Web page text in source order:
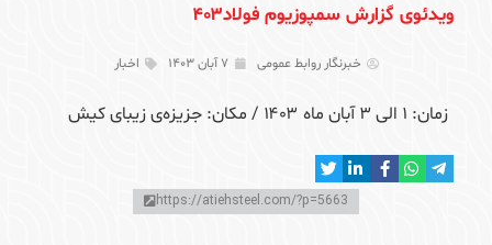
ویدئوی گزارش سمپوزیوم فولاد۴۰۳
خبرنگار روابط عمومی ۷ آبان ۱۴۰۳ اخبار
زمان: ١ الی ۳ آبان ماه ۱۴۰۳ / مکان: جزیزه‌ی زیبای کیش
https://atiehsteel.com/?p=5663